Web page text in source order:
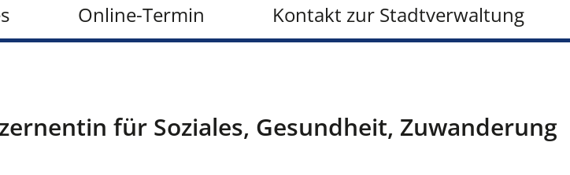
Online-Termin Kontakt zur Stadtverwaltung
für Soziales, Gesundheit, Zuwanderung